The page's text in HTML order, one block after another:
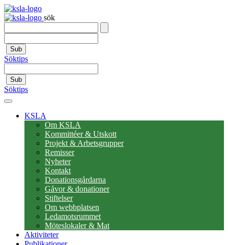
sök
Sub
Söktips
Sub
Söktips
KSLA
Om KSLA
Kommittéer & Utskott
Projekt & Arbetsgrupper
Remisser
Nyheter
Kontakt
Donationsgårdarna
Gåvor & donationer
Stiftelser
Om webbplatsen
Ledamotsrummet
Möteslokaler & Mat
Aktiviteter